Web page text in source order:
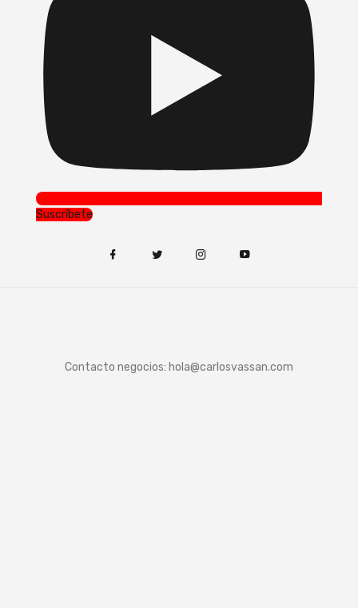
Suscríbete
Contacto negocios: hola@carlosvassan.com